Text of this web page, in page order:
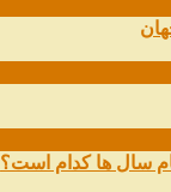
سال ها کدام است؟